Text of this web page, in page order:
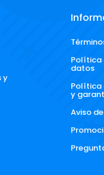
y
Política
datos
Política
y
Aviso